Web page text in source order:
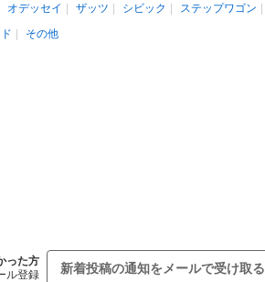
オデッセイ ザッツ シビック
ステップワゴン
その他
った方
ル登録
新着投稿の通知をメールで受け取る